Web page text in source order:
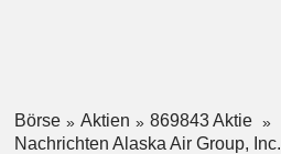
Börse Aktien
869843 Aktie
Nachrichten Alaska Air Group, Inc.